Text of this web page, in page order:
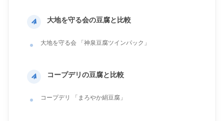
大地を守る会の豆腐と比較
大地を守る会 「神泉豆腐ツインパック」
コープデリの豆腐と比較
コープデリ 「まろやか絹豆腐」